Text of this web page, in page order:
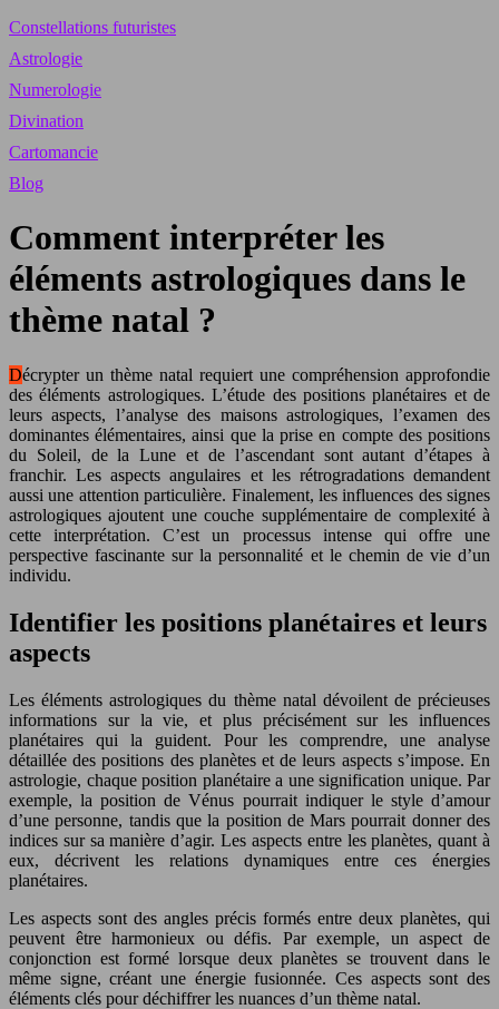
Constellations futuristes
Astrologie
Numerologie
Divination
Cartomancie
Blog
Comment interpréter les
éléments astrologiques dans le
thème natal ?
Décrypter un thème natal requiert une compréhension approfondie
des éléments astrologiques. L’étude des positions planétaires et de
leurs aspects, l’analyse des maisons astrologiques, l’examen des
dominantes élémentaires, ainsi que la prise en compte des positions
du Soleil, de la Lune et de l’ascendant sont autant d’étapes à
franchir. Les aspects angulaires et les rétrogradations demandent
aussi une attention particulière. Finalement, les influences des signes
astrologiques ajoutent une couche supplémentaire de complexité à
cette interprétation. C’est un processus intense qui offre une
perspective fascinante sur la personnalité et le chemin de vie d’un
individu.
Identifier les positions planétaires et leurs
aspects
Les éléments astrologiques du thème natal dévoilent de précieuses
informations sur la vie, et plus précisément sur les influences
planétaires qui la guident. Pour les comprendre, une analyse
détaillée des positions des planètes et de leurs aspects s’impose. En
astrologie, chaque position planétaire a une signification unique. Par
exemple, la position de Vénus pourrait indiquer le style d’amour
d’une personne, tandis que la position de Mars pourrait donner des
indices sur sa manière d’agir. Les aspects entre les planètes, quant à
eux, décrivent les relations dynamiques entre ces énergies
planétaires.
Les aspects sont des angles précis formés entre deux planètes, qui
peuvent être harmonieux ou défis. Par exemple, un aspect de
conjonction est formé lorsque deux planètes se trouvent dans le
même signe, créant une énergie fusionnée. Ces aspects sont des
éléments clés pour déchiffrer les nuances d’un thème natal.